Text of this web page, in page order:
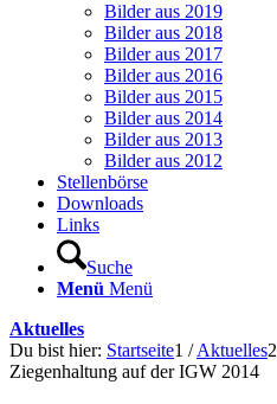
Bilder aus 2019
Bilder aus 2018
Bilder aus 2017
Bilder aus 2016
Bilder aus 2015
Bilder aus 2014
Bilder aus 2013
Bilder aus 2012
Stellenbörse
Downloads
Links
Suche
Menü Menü
Aktuelles
Du bist hier: Startseite1 / Aktuelles2
Ziegenhaltung auf der IGW 2014